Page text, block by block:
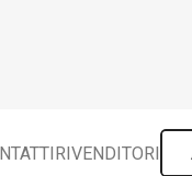
RIVENDITORI